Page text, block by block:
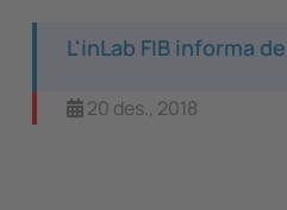
L'inLab FIB informa
20 des., 2018